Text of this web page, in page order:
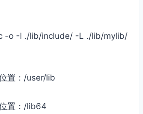
-o -I ./lib/include/ -L ./lib/mylib/
置：/user/lib
置：/lib64